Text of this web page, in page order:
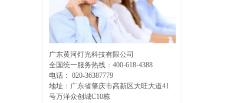
广东黄河灯光科技有限公司
全国统一服务热线：400-618-4388
电话： 020-36387779
地址： 广东省肇庆市高新区大旺大道41
号万洋众创城C10栋